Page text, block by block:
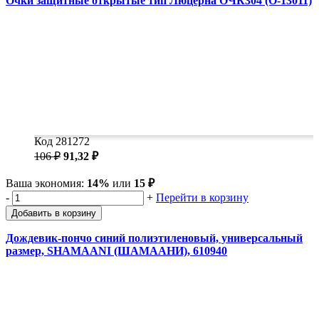
Код 281272
106 ₽ 91,32 ₽
Ваша экономия: 14% или 15 ₽
-
+ Перейти в корзину
Добавить в корзину
Дождевик-пончо синий полиэтиленовый, универсальный
размер, SHAMAANI (ШАМААНИ), 610940